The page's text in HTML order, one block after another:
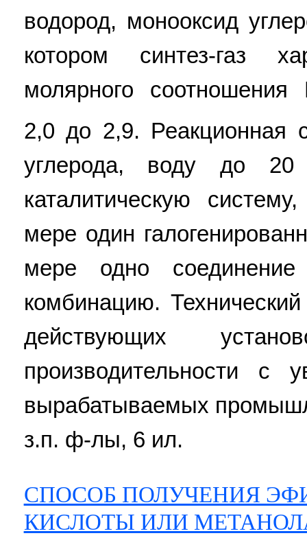
водород, монооксид
котором синтез-газ
молярного соотношения
2,0 до 2,9. Реакционная
углерода, воду до 20
каталитическую
мере один
мере одно
комбинацию.
действующих
производительности с
вырабатываемых
з.п. ф-лы, 6 ил.
СПОСОБ ПОЛУЧЕНИЯ
КИСЛОТЫ ИЛИ